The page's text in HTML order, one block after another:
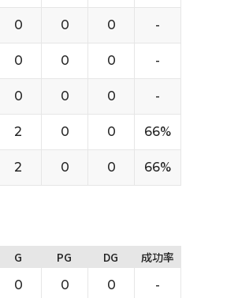
0 0 0 -
0 0 0 -
0 0 0 -
2 0 0 66%
2 0 0 66%
G PG DG 成功率
0 0 0 -